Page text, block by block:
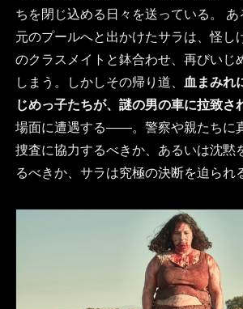
ちを閉じ込める日々を送っている。
元のプールへと出かけたサラは、怪し
のクラスメイトと鉢合わせ、再びいじ
しまう。しかしその帰り道、
血まみれ
じめっ子たちが、謎の男の車に拉致さ
場面に遭遇する――。警察や親たちに
捜査に協力するべきか、あるいは沈黙
るべきか、サラは究極の決断を迫られ